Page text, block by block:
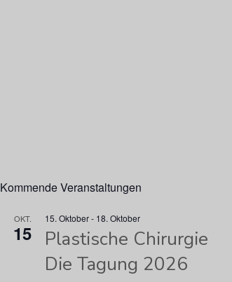
Kommende Veranstaltungen
OKT.
15
15. Oktober- 18. Oktober
Plastische Chirurgie
Die Tagung 2026